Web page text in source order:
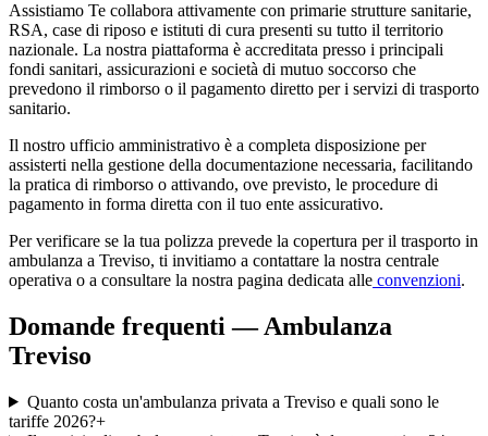
Assistiamo Te collabora attivamente con primarie strutture sanitarie,
RSA, case di riposo e istituti di cura presenti su tutto il territorio
nazionale. La nostra piattaforma è accreditata presso i principali
fondi sanitari, assicurazioni e società di mutuo soccorso che
prevedono il rimborso o il pagamento diretto per i servizi di trasporto
sanitario.
Il nostro ufficio amministrativo è a completa disposizione per
assisterti nella gestione della documentazione necessaria, facilitando
la pratica di rimborso o attivando, ove previsto, le procedure di
pagamento in forma diretta con il tuo ente assicurativo.
Per verificare se la tua polizza prevede la copertura per il trasporto in
ambulanza a Treviso, ti invitiamo a contattare la nostra centrale
operativa o a consultare la nostra pagina dedicata alle convenzioni.
Domande frequenti — Ambulanza
Treviso
Quanto costa un'ambulanza privata a Treviso e quali sono le
tariffe 2026?+